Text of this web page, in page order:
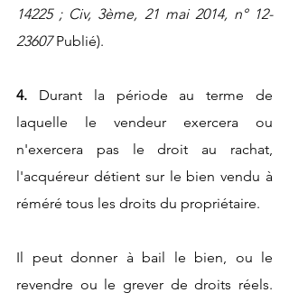
14225 ; Civ, 3ème, 21 mai 2014, n° 12-
23607 Publié).
4. Durant la période au terme de
laquelle le vendeur exercera ou
n'exercera pas le droit au rachat,
l'acquéreur détient sur le bien vendu à
réméré tous les droits du propriétaire.
Il peut donner à bail le bien, ou le
revendre ou le grever de droits réels.